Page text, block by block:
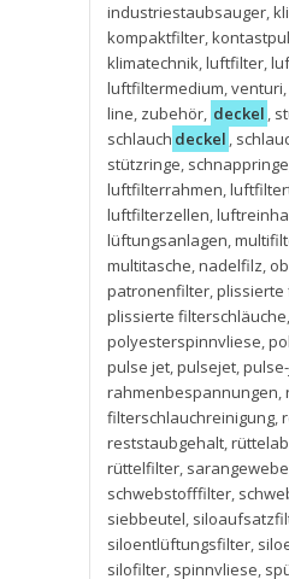
industriestaubsauger,
kompaktfilter,
klimatechnik,luftfilter,
luftfiltermedium,venturi,
line, zubehör, deckel ,
schlauch deckel ,
stützringe, schnappringe
luftfilterrahmen,
luftfilterzellen,
lüftungsanlagen,
multitasche,nadelfilz,
patronenfilter,plissierte
plissierte filterschläuche,
polyesterspinnvliese,
pulse jet,pulsejet,
rahmenbespannungen,
filterschlauchreinigung,
reststaubgehalt,
rüttelfilter, sarangewebe
schwebstofffilter,
siebbeutel,
siloentlüftungsfilter,
silofilter, spinnvliese,